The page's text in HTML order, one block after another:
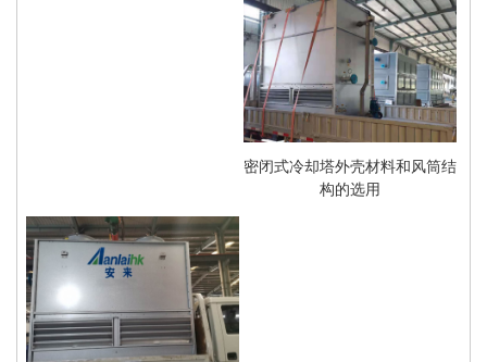
密闭式冷却塔外壳材料和风筒结
构的选用